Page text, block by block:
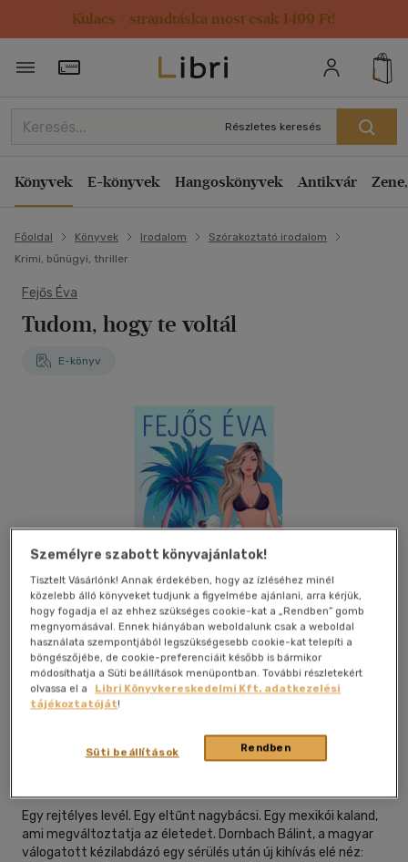
Kulacs / strandtáska most csak 1499 Ft!
Törzsvásárlói Kártya adatai
Részletes keresés
Könyvek E-könyvek Hangoskönyvek Antikvár
Főoldal Könyvek Irodalom
Szórakoztató irodalom
Krimi, bűnügyi, thriller
Fejős Éva
Tudom, hogy te voltál
E-könyv
Beleolvasok
Egy rejtélyes levél. Egy eltűnt nagybácsi. Egy mexikói kaland,
ami megváltoztatja az életedet. Dornbach Bálint, a magyar
válogatott kézilabdázó egy sérülés után új kihívás elé néz:
Személyre szabott könyvajánlatok!
Tisztelt Vásárlónk! Annak érdekében, hogy az ízléséhez minél
közelebb álló könyveket tudjunk a figyelmébe ajánlani, arra kérjük,
hogy fogadja el az ehhez szükséges cookie-kat a „Rendben” gomb
megnyomásával. Ennek hiányában weboldalunk csak a weboldal
használata szempontjából legszükségesebb cookie-kat telepíti a
böngészőjébe, de cookie-preferenciáit később is bármikor
módosíthatja a Süti beállítások menüpontban. További részletekért
olvassa el a
Libri Könyvkereskedelmi Kft. adatkezelési
tájékoztatóját!
Rendben
Süti beállítások